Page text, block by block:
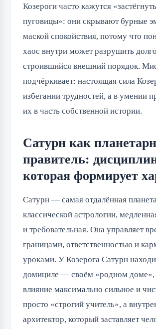
Козероги часто кажутся
пуговицы»: они скрывают бурные
маской спокойствия, потому что
хаос внутри может разрушить долго
строившийся внешний порядок.
подчёркивает: настоящая сила
избегании трудностей, а в умении
их в часть собственной истории.
Сатурн как
правитель:
которая формирует
Сатурн — самая отдалённая
классической астрологии,
и требовательная. Она управляет
границами, ответственностью и
уроками. У Козерога Сатурн
домициле — своём «родном
влияние максимально сильное и
просто «строгий учитель», а
архитектор, который заставляет